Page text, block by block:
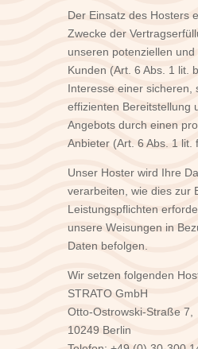
Der Einsatz des Hosters
Zwecke der
unseren potenziellen
Kunden (Art. 6 Abs. 1 lit.
Interesse einer sicheren,
effizienten Bereitstellung
Angebots durch einen
Anbieter (Art. 6 Abs. 1 lit.
Unser Hoster wird Ihre
verarbeiten, wie dies zur
Leistungspflichten
unsere Weisungen in
Daten befolgen.
Wir setzen folgenden
STRATO GmbH
Otto-Ostrowski-Straße 7,
10249 Berlin